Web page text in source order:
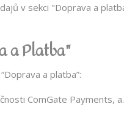
v sekci "Doprava a
a Platba"
a platba”:
ComGate Payments,